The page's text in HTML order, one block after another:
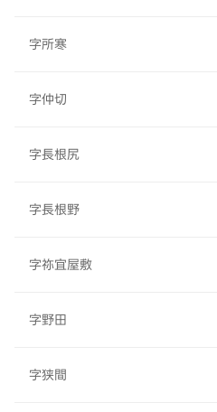
字所寒
字仲切
字長根尻
字長根野
字祢宜屋敷
字野田
字狭間